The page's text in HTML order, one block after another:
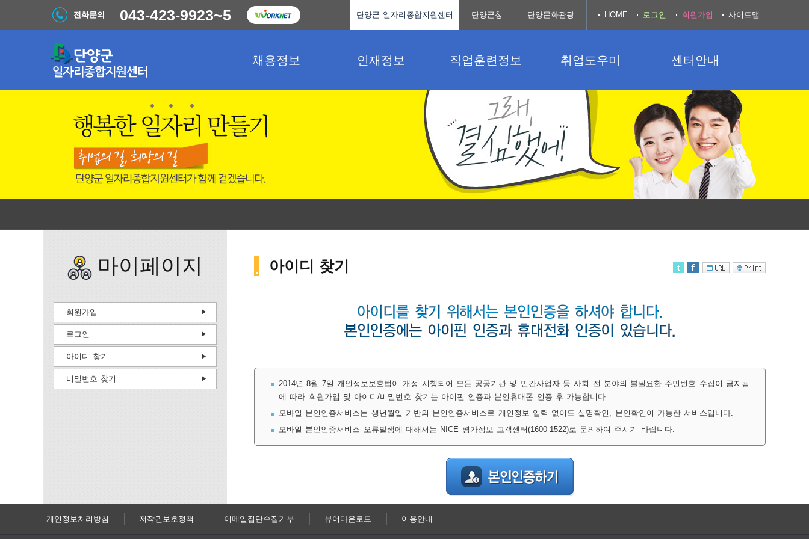
채용정보 인재정보 직업훈련정보 취업도우미 센터안내
전화문의 043-423-9923~5 단양군 일자리종합지원센터 단양군청 단양문화관광 HOME 로그인 회원가입 사이트맵
아이디 찾기
2014년 8월 7일 개인정보보호법이 개정 시행되어 모든 공공기관 및 민간사업자 등 사회 전 분야의 불필요한 주민번호 수집이 금지됨
에 따라 회원가입 및 아이디/비밀번호 찾기는 아이핀 인증과 본인휴대폰 인증 후 가능합니다.
모바일 본인인증서비스는 생년월일 기반의 본인인증서비스로 개인정보 입력 없이도 실명확인, 본인확인이 가능한 서비스입니다.
모바일 본인인증서비스 오류발생에 대해서는 NICE 평가정보 고객센터(1600-1522)로 문의하여 주시기 바랍니다.
마이페이지
회원가입
로그인
아이디 찾기
비밀번호 찾기
개인정보처리방침 저작권보호정책 이메일집단수집거부 뷰어다운로드 이용안내